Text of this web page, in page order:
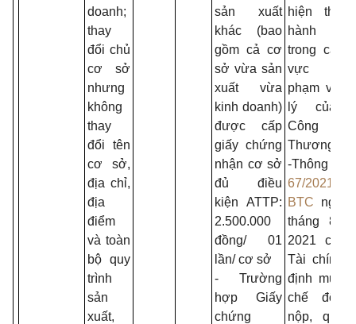
doanh;
thay
đổi chủ
cơ sở
nhưng
không
thay
đổi tên
cơ sở,
địa chỉ,
địa
điểm
và toàn
bộ quy
trình
sản
xuất,
sản xuất
khác (bao
gồm cả cơ
sở vừa sản
xuất vừa
kinh doanh)
được cấp
giấy chứng
nhận cơ sở
đủ điều
kiện ATTP:
2.500.000
đồng/ 01
lần/ cơ sở
- Trường
hợp Giấy
chứng
hiện thủ
hành
trong các
vực
phạm vi
lý của
Công
Thương;
-Thông tư
67/2021/TT-
BTC ngày
tháng 8
2021 của
Tài chính
định mức
chế độ
nộp,